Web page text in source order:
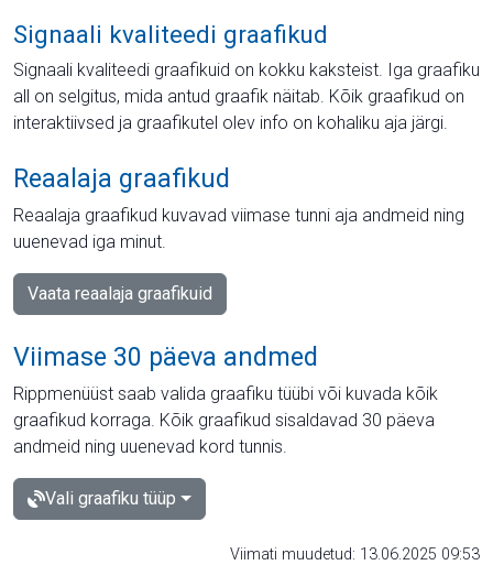
Signaali kvaliteedi graafikud
Signaali kvaliteedi graafikuid on kokku kaksteist. Iga graafiku
all on selgitus, mida antud graafik näitab. Kõik graafikud on
interaktiivsed ja graafikutel olev info on kohaliku aja järgi.
Reaalaja graafikud
Reaalaja graafikud kuvavad viimase tunni aja andmeid ning
uuenevad iga minut.
Vaata reaalaja graafikuid
Viimase 30 päeva andmed
Rippmenüüst saab valida graafiku tüübi või kuvada kõik
graafikud korraga. Kõik graafikud sisaldavad 30 päeva
andmeid ning uuenevad kord tunnis.
Vali graafiku tüüp
Viimati muudetud: 13.06.2025 09:53